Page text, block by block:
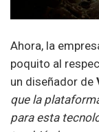
Ahora, la
poquito al
un diseñador de
que la
para esta